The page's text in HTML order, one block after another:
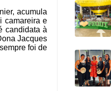
acumula
camareira e
candidata à
Jacques
foi de